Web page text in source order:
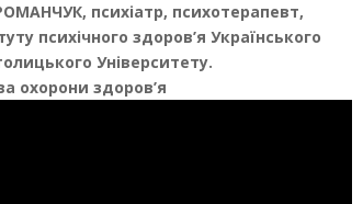
психіатр, психотерапевт,
психічного здоров’я Українського
Університету.
охорони здоров’я